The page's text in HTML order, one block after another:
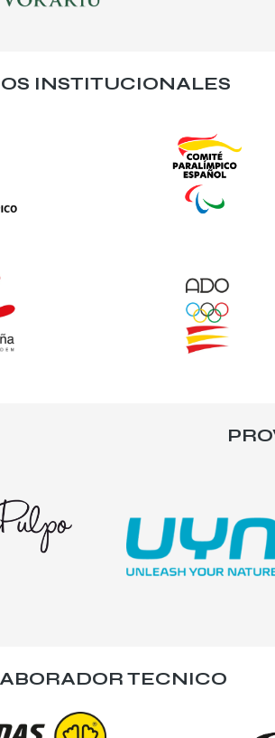
INSTITUCIONALES
TECNICO